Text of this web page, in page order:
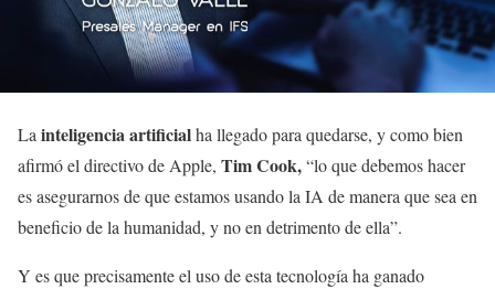
La inteligencia artificialha llegado para quedarse, y como bien
afirmó el directivo de Apple, Tim Cook,“lo que debemos hacer
es asegurarnos de que estamos usando la IA de manera que sea en
beneficio de la humanidad, y no en detrimento de ella”.
Y es que precisamente el uso de esta tecnología ha ganado